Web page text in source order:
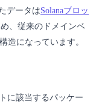
データはSolanaブロッ
、従来のドメインベ
造になっています。
に該当するパッケー